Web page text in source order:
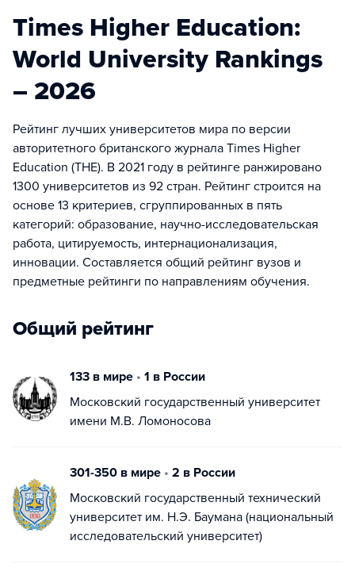
Times Higher Education:
World University Rankings
– 2026
Рейтинг лучших университетов мира по версии
авторитетного британского журнала Times Higher
Education (THE). В 2021 году в рейтинге ранжировано
1300 университетов из 92 стран. Рейтинг строится на
основе 13 критериев, сгруппированных в пять
категорий: образование, научно-исследовательская
работа, цитируемость, интернационализация,
инновации. Составляется общий рейтинг вузов и
предметные рейтинги по направлениям обучения.
Общий рейтинг
133 в мире • 1 в России
Московский государственный университет
имени М.В. Ломоносова
301-350 в мире • 2 в России
Московский государственный технический
университет им. Н.Э. Баумана (национальный
исследовательский университет)